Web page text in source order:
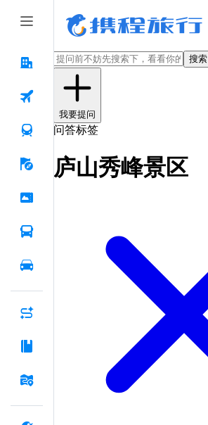
搜索
我要提问
问答标签
庐山秀峰景区